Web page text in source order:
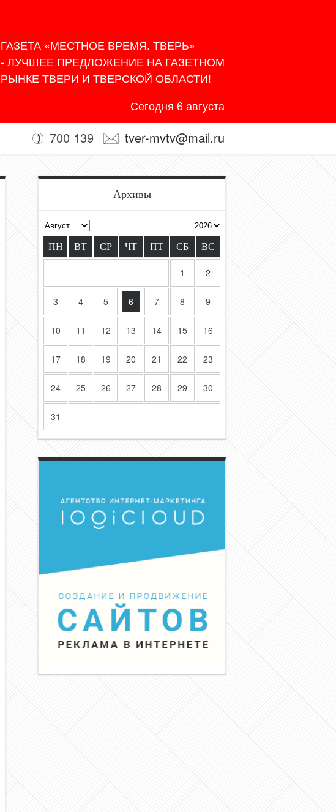
ГАЗЕТА «МЕСТНОЕ ВРЕМЯ. ТВЕРЬ»
- ЛУЧШЕЕ ПРЕДЛОЖЕНИЕ НА ГАЗЕТНОМ
РЫНКЕ ТВЕРИ И ТВЕРСКОЙ ОБЛАСТИ!
Сегодня 6 августа
700 139 tver-mvtv@mail.ru
Архивы
ПН ВТ СР ЧТ ПТ СБ ВС
1 2
3 4 5 6 7 8 9
10 11 12 13 14 15 16
17 18 19 20 21 22 23
24 25 26 27 28 29 30
31